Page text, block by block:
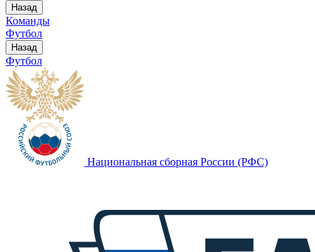
Назад
Команды
Футбол
Назад
Футбол
Национальная сборная России (РФС)